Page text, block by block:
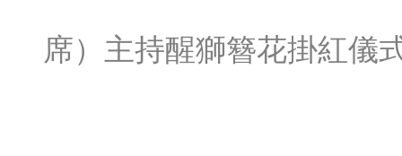
席）主持醒獅簪花掛紅儀